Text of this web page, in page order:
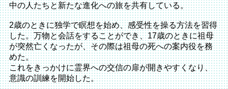
中の人たちと新たな進化への旅を共有している。
2歳のときに独学で瞑想を始め、感受性を操る方法を習得
した。万物と会話をすることができ、17歳のときに祖母
が突然亡くなったが、その際は祖母の死への案内役を務
めた。
これをきっかけに霊界への交信の扉が開きやすくなり、
意識の訓練を開始した。